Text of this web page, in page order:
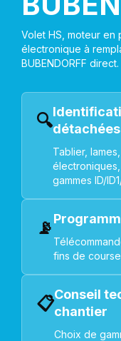
Volet HS, moteur
électronique à
BUBENDORFF direct.
🔍détachées
Tablier,
électroniques,
gammes ID/
📡
fins de
📋Conseil
chantier
Choix de